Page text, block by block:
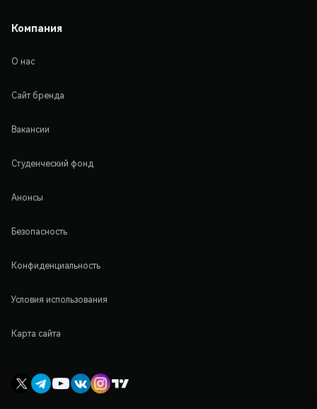
Компания
О нас
Сайт бренда
Вакансии
Студенческий фонд
Анонсы
Безопасность
Конфиденциальность
Условия использования
Карта сайта